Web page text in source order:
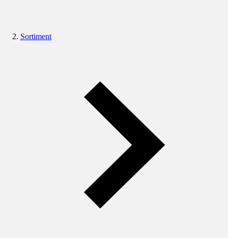
Sortiment